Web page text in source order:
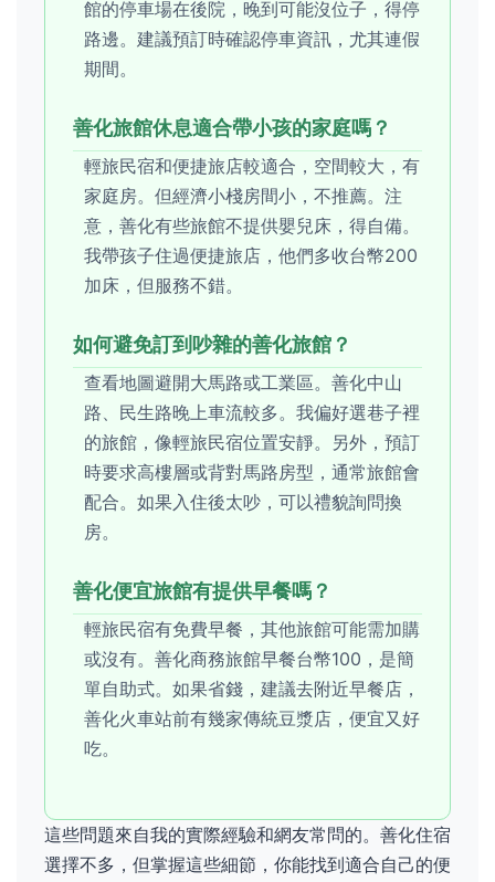
館的停車場在後院，晚到可能沒位子，得停
路邊。建議預訂時確認停車資訊，尤其連假
期間。
善化旅館休息適合帶小孩的家庭嗎？
輕旅民宿和便捷旅店較適合，空間較大，有
家庭房。但經濟小棧房間小，不推薦。注
意，善化有些旅館不提供嬰兒床，得自備。
我帶孩子住過便捷旅店，他們多收台幣200
加床，但服務不錯。
如何避免訂到吵雜的善化旅館？
查看地圖避開大馬路或工業區。善化中山
路、民生路晚上車流較多。我偏好選巷子裡
的旅館，像輕旅民宿位置安靜。另外，預訂
時要求高樓層或背對馬路房型，通常旅館會
配合。如果入住後太吵，可以禮貌詢問換
房。
善化便宜旅館有提供早餐嗎？
輕旅民宿有免費早餐，其他旅館可能需加購
或沒有。善化商務旅館早餐台幣100，是簡
單自助式。如果省錢，建議去附近早餐店，
善化火車站前有幾家傳統豆漿店，便宜又好
吃。
這些問題來自我的實際經驗和網友常問的。善化住宿
選擇不多，但掌握這些細節，你能找到適合自己的便